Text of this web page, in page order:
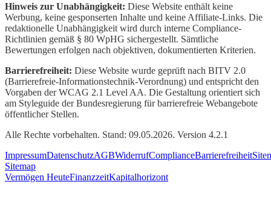
Hinweis zur Unabhängigkeit: Diese Website enthält keine
Werbung, keine gesponserten Inhalte und keine Affiliate-Links. Die
redaktionelle Unabhängigkeit wird durch interne Compliance-
Richtlinien gemäß § 80 WpHG sichergestellt. Sämtliche
Bewertungen erfolgen nach objektiven, dokumentierten Kriterien.
Barrierefreiheit: Diese Website wurde geprüft nach BITV 2.0
(Barrierefreie-Informationstechnik-Verordnung) und entspricht den
Vorgaben der WCAG 2.1 Level AA. Die Gestaltung orientiert sich
am Styleguide der Bundesregierung für barrierefreie Webangebote
öffentlicher Stellen.
Alle Rechte vorbehalten. Stand: 09.05.2026. Version 4.2.1
ImpressumDatenschutzAGBWiderrufComplianceBarrierefreiheit
Sitemap
Vermögen HeuteFinanzzeitKapitalhorizont